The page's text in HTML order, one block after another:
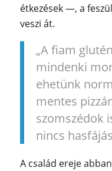
étkezések —, a
veszi át.
„A fiam
mindenki
ehetünk
mentes
szomszédok
nincs
A család ereje